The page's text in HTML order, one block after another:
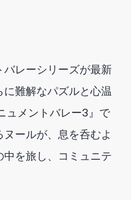
レーシリーズが最新
難解なパズルと心温
ュメントバレー3』で
ールが、息を呑むよ
を旅し、コミュニテ